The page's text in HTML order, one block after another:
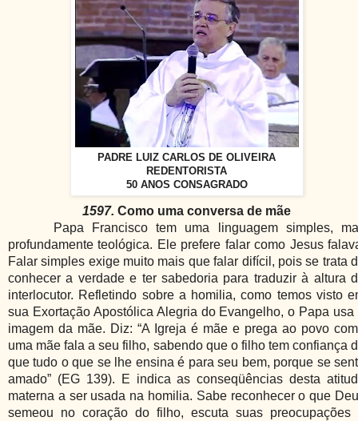
PADRE LUIZ CARLOS DE OLIVEIRA
REDENTORISTA
50 ANOS CONSAGRADO
1597. Como uma conversa de mãe
Papa Francisco tem uma linguagem simples,
profundamente teológica. Ele prefere falar como Jesus
Falar simples exige muito mais que falar difícil, pois se trata
conhecer a verdade e ter sabedoria para traduzir à altura
interlocutor. Refletindo sobre a homilia, como temos visto
sua Exortação Apostólica Alegria do Evangelho, o Papa usa
imagem da mãe. Diz: “A Igreja é mãe e prega ao povo
uma mãe fala a seu filho, sabendo que o filho tem confiança
que tudo o que se lhe ensina é para seu bem, porque se
amado” (EG 139). E indica as conseqüências desta
materna a ser usada na homilia. Sabe reconhecer o que
semeou no coração do filho, escuta suas preocupações